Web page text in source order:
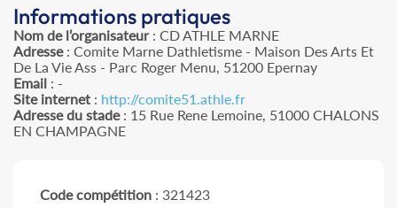
Informations pratiques
Nom de l’organisateur: CD ATHLE MARNE
Adresse: Comite Marne Dathletisme - Maison Des Arts Et
De La Vie Ass - Parc Roger Menu, 51200 Epernay
Email : -
Site internet : http://comite51.athle.fr
Adresse du stade: 15 Rue Rene Lemoine, 51000 CHALONS
EN CHAMPAGNE
Code compétition : 321423